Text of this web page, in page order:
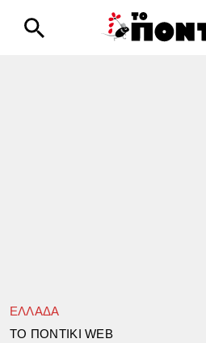
ΕΛΛΑΔΑ
TΟ ΠΟΝΤΙΚΙ WEB